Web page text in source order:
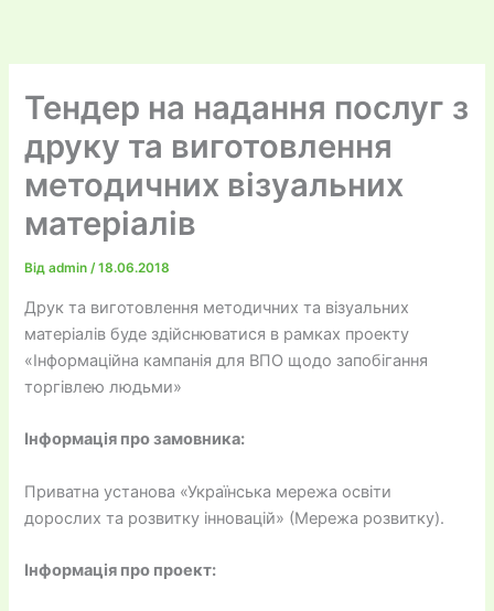
вмісту
Тендер на надання послуг з
друку та виготовлення
методичних візуальних
матеріалів
Відadmin/18.06.2018
Друк та виготовлення методичних та візуальних
матеріалів буде здійснюватися в рамках проекту
«Інформаційна кампанія для ВПО щодо запобігання
торгівлею людьми»
Інформація про замовника:
Приватна установа «Українська мережа освіти
дорослих та розвитку інновацій» (Мережа розвитку).
Інформація про проект: